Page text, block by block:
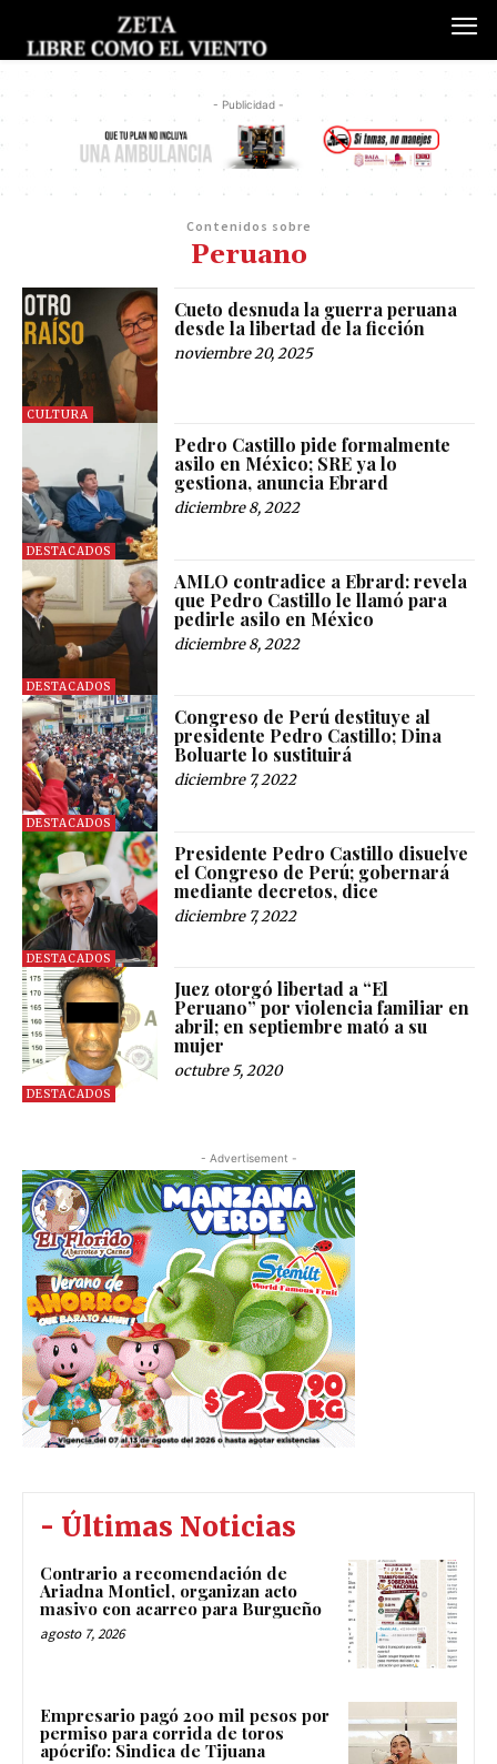
- Publicidad -
Contenidos sobre
Peruano
CULTURA
Cueto desnuda la guerra peruana
desde la libertad de la ficción
noviembre 20, 2025
DESTACADOS
Pedro Castillo pide formalmente
asilo en México; SRE ya lo
gestiona, anuncia Ebrard
diciembre 8, 2022
DESTACADOS
AMLO contradice a Ebrard: revela
que Pedro Castillo le llamó para
pedirle asilo en México
diciembre 8, 2022
DESTACADOS
Congreso de Perú destituye al
presidente Pedro Castillo; Dina
Boluarte lo sustituirá
diciembre 7, 2022
DESTACADOS
Presidente Pedro Castillo disuelve
el Congreso de Perú; gobernará
mediante decretos, dice
diciembre 7, 2022
DESTACADOS
Juez otorgó libertad a “El
Peruano” por violencia familiar en
abril; en septiembre mató a su
mujer
octubre 5, 2020
- Advertisement -
- Últimas Noticias
Contrario a recomendación de
Ariadna Montiel, organizan acto
masivo con acarreo para Burgueño
agosto 7, 2026
Empresario pagó 200 mil pesos por
permiso para corrida de toros
apócrifo: Sindica de Tijuana